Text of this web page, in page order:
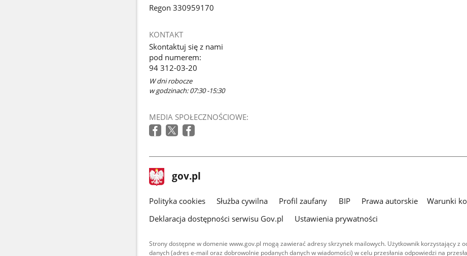
Regon 330959170
KONTAKT
Skontaktuj się z nami
pod numerem:
94 312-03-20
W dni robocze
w godzinach: 07:30 -15:30
MEDIA SPOŁECZNOŚCIOWE:
stopka
gov.pl Strona
gov.pl
gov.pl
Polityka cookies Służba cywilna Profil zaufany BIP Prawa autorskie Warunki
Deklaracja dostępności serwisu Gov.pl
Ustawienia prywatności
Strony dostępne w domenie www.gov.pl mogą zawierać adresy skrzynek mailowych. Użytkownik korzystający
danych (adres e-mail oraz dobrowolnie podanych danych w wiadomości) w celu przesłania odpowiedzi na